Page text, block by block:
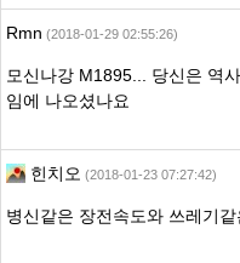
Rmn (2018-01-29 02:55:26)
모신나강 M1895... 당신은 역
임에 나오셨나요
힌치오 (2018-01-23 07:27:42)
병신같은 장전속도와 쓰레기